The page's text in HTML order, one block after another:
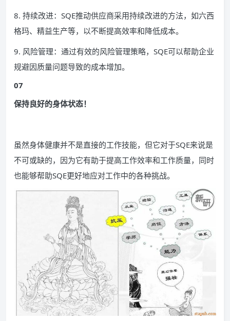
8. 持续改进：SQE推动供应商采用持续改进的方法，如六西
格玛、精益生产等，以不断提高效率和降低成本。
9. 风险管理：通过有效的风险管理策略，SQE可以帮助企业
规避因质量问题导致的成本增加。
07
保持良好的身体状态！
虽然身体健康并不是直接的工作技能，但它对于SQE来说是
不可或缺的，因为它有助于提高工作效率和工作质量，同时
也能够帮助SQE更好地应对工作中的各种挑战。